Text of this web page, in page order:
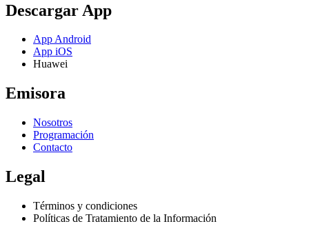
Descargar App
App Android
App iOS
Huawei
Emisora
Nosotros
Programación
Contacto
Legal
Términos y condiciones
Políticas de Tratamiento de la Información